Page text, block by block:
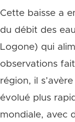
Cette baisse a
du débit des
Logone) qui
observations
région, il
évolué plus
mondiale, avec